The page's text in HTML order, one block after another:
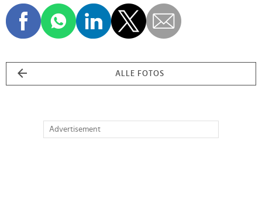
ALLE FOTOS
Advertisement